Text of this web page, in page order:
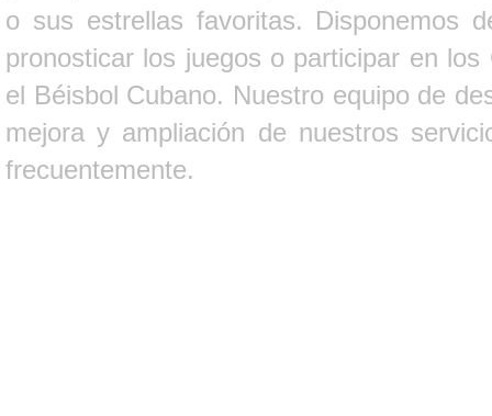
o sus estrellas favoritas. Disponemos
pronosticar los juegos o participar en
el Béisbol Cubano. Nuestro equipo de
mejora y ampliación de nuestros
frecuentemente.